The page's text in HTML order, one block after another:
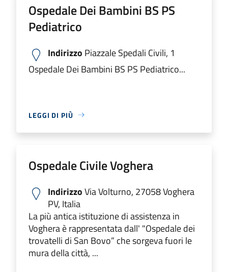
Ospedale Dei Bambini BS PS
Pediatrico
Indirizzo Piazzale Spedali Civili, 1
Ospedale Dei Bambini BS PS Pediatrico...
LEGGI DI PIÙ
Ospedale Civile Voghera
IndirizzoVia Volturno, 27058 Voghera
PV, Italia
La più antica istituzione di assistenza in
Voghera è rappresentata dall' "Ospedale dei
trovatelli di San Bovo” che sorgeva fuori le
mura della città, ...